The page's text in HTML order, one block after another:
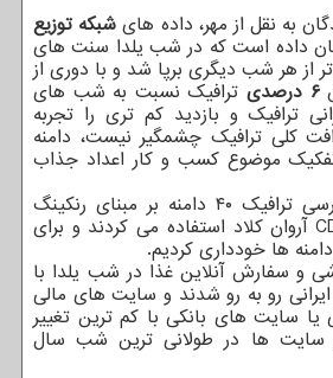
به نقل از مهر، داده هایشبکه توزیع
داده است که در شب یلدا سنت های
از هر شب دیگری برپا شد و با دوری از
۶ درصدی ترافیک نسبت به شب های
ترافیک و بازدید کم تری را تجربه
کلی ترافیک چشمگیر نیست، دامنه
موضوع کسب و کار اعداد جذاب
این گزارش حاصل بررسی ترافیک ۴۰ دامنه بر مبنای رنکینگ
CrUX* است که از CDN آروان کلاد استفاده می کردند و برای
ها خودداری کردیم.
و سفارش آنلاین غذا در شب یلدا با
رو به رو شدند و سایت های مالی
یا سایت های بانکی با کم ترین تغییر
سایت ها در طولانی ترین شب سال